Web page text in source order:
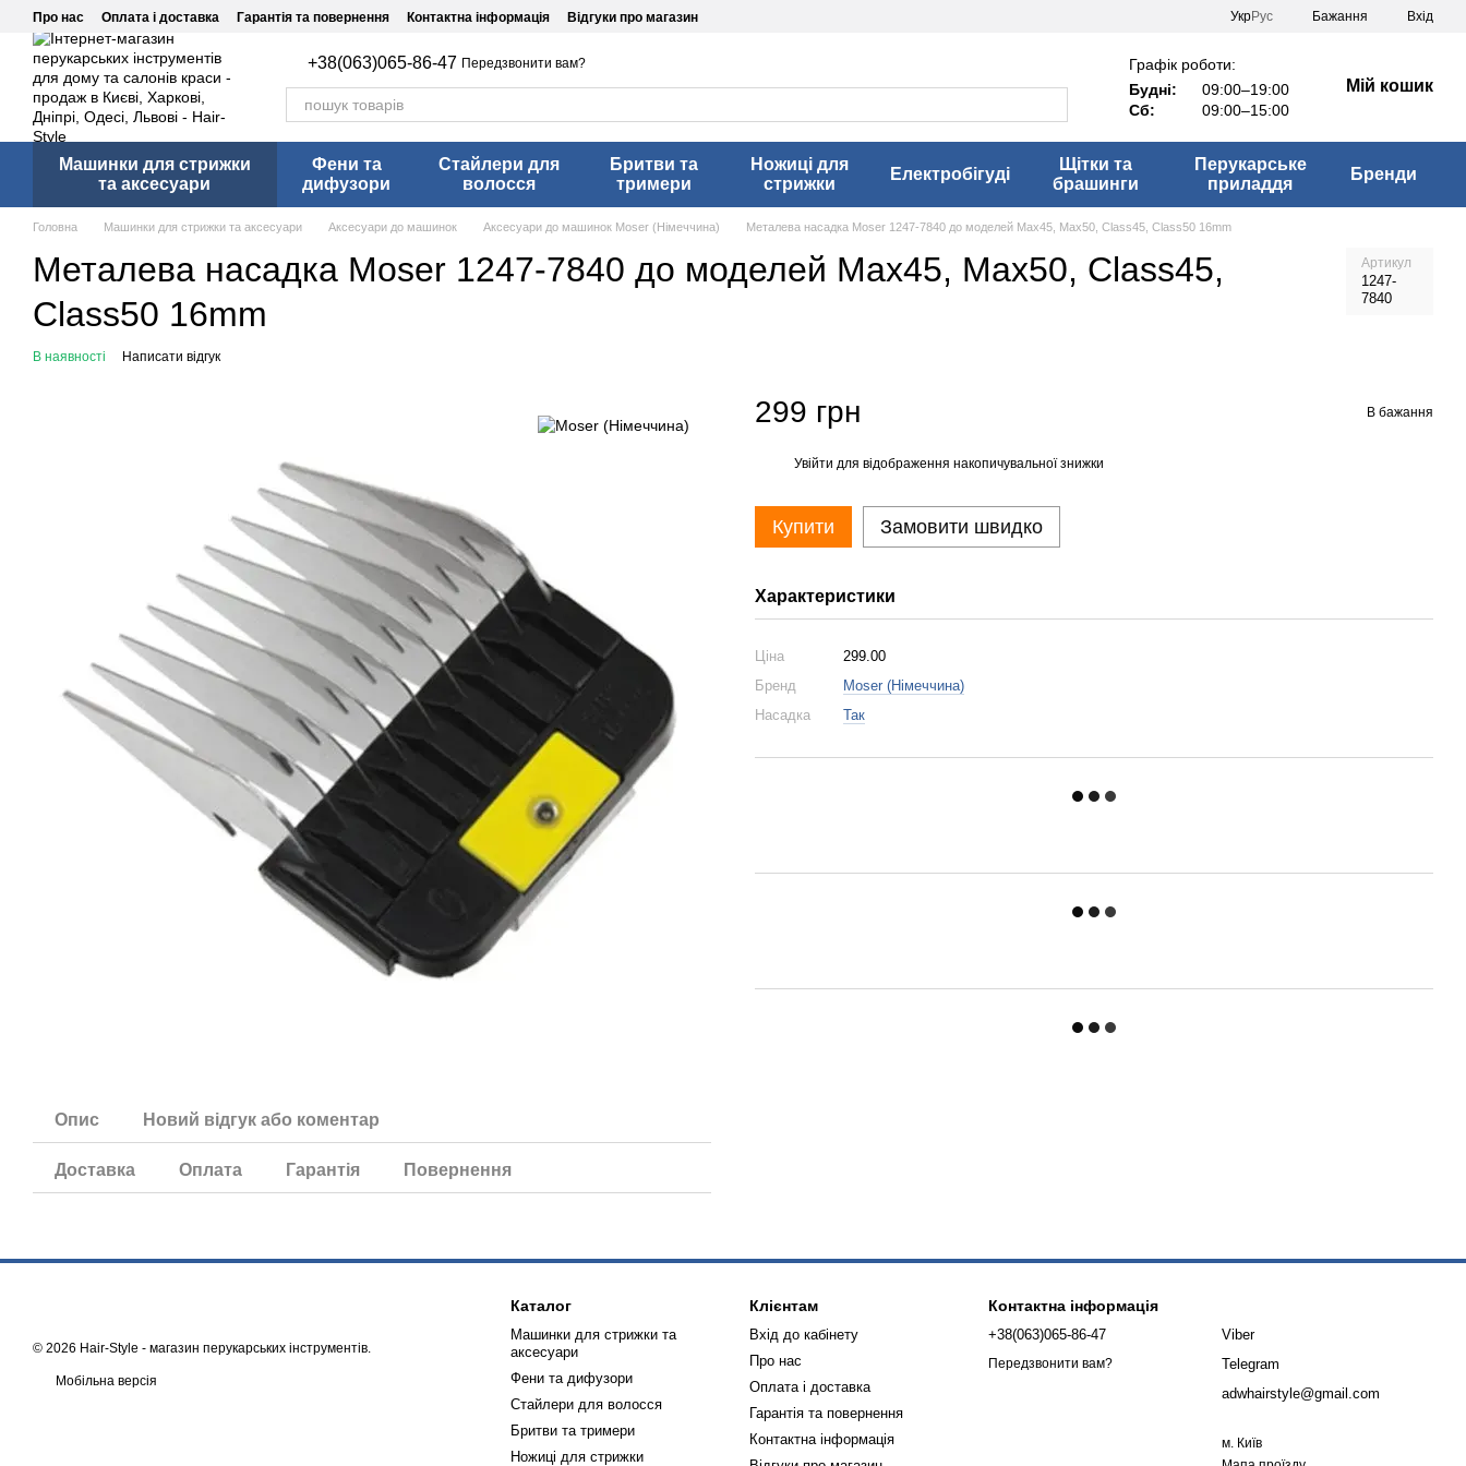
Перейти до основного контенту
Про нас Оплата і доставка Гарантія та повернення Контактна інформація Відгуки про магазин УкрРус Бажання Вхід
+38(063)065-86-47 Передзвонити вам?
Графік роботи:
Будні:
09:00–19:00
Сб:
09:00–15:00
Мій кошик
Машинки для стрижки
та аксесуари
Фени та
дифузори
Стайлери для
волосся
Бритви та
тримери
Ножиці для
стрижки
Електробігуді
Щітки та
брашинги
Перукарське
приладдя
Бренди
Головна Машинки для стрижки та аксесуари Аксесуари до машинок Аксесуари до машинок Moser (Німеччина) Металева насадка Moser 1247-7840 до моделей Max45, Max50, Class45, Class50 16mm
Металева насадка Moser 1247-7840 до моделей Max45, Max50, Class45,
Class50 16mm
Артикул
1247-
7840
В наявності Написати відгук
Опис Новий відгук або коментар
Доставка Оплата Гарантія Повернення
299 грн В бажання
Увійти для відображення накопичувальної знижки
Купити Замовити швидко
Характеристики
Ціна
299.00
Бренд
Moser (Німеччина)
Насадка
Так
© 2026 Hair-Style - магазин перукарських інструментів.
Мобільна версія
Каталог
Машинки для стрижки та
аксесуари
Фени та дифузори
Стайлери для волосся
Бритви та тримери
Ножиці для стрижки
Клієнтам
Вхід до кабінету
Про нас
Оплата і доставка
Гарантія та повернення
Контактна інформація
Контактна інформація
+38(063)065-86-47
Передзвонити вам?
Viber
Telegram
adwhairstyle@gmail.com
м. Київ